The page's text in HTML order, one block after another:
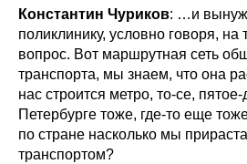
Константин Чуриков: …и
поликлинику, условно говоря, на
вопрос. Вот маршрутная сеть
транспорта, мы знаем, что она
нас строится метро, то-се, пятое-
Петербурге тоже, где-то еще
по стране насколько мы
транспортом?